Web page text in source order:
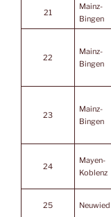
21
Mainz-
Bingen
22
Mainz-
Bingen
23
Mainz-
Bingen
24
Mayen-
Koblenz
25 Neuwied